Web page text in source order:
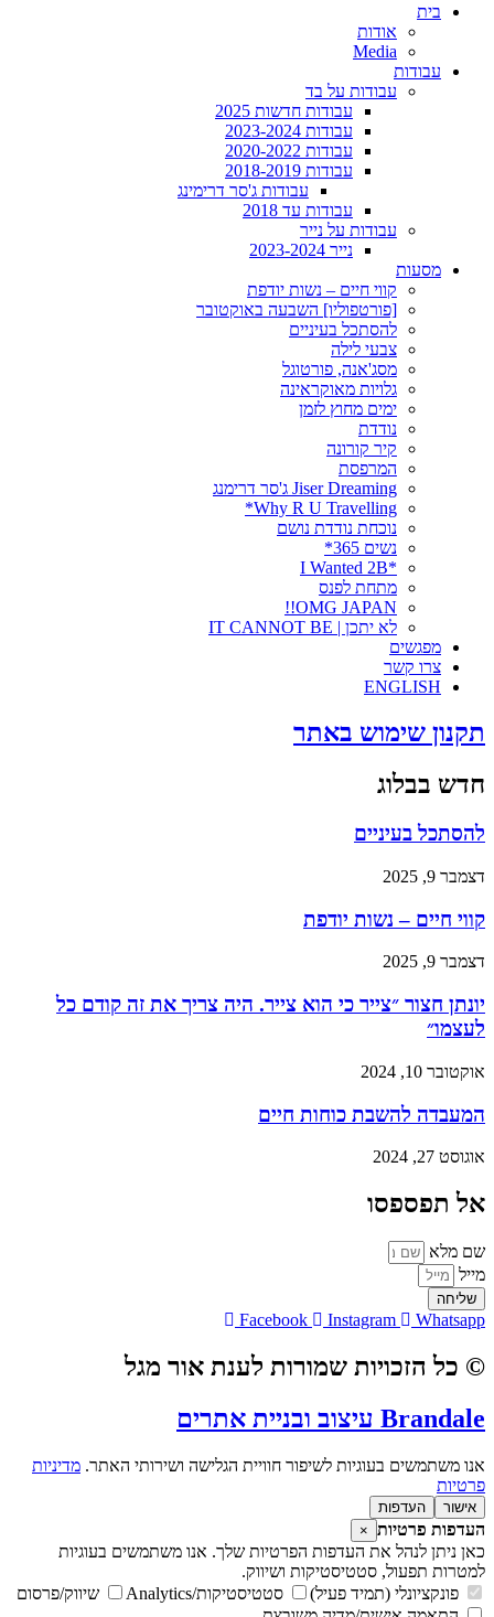
בית
אודות
Media
עבודות
עבודות על בד
עבודות חדשות 2025
עבודות 2023-2024
עבודות 2020-2022
עבודות 2018-2019
עבודות ג'סר דרימינג
עבודות עד 2018
עבודות על נייר
נייר 2023-2024
מסעות
קווי חיים – נשות יודפת
[פורטפוליו] השבעה באוקטובר
להסתכל בעיניים
צבעי לילה
מסג'אנה, פורטוגל
גלויות מאוקראינה
ימים מחוץ לזמן
נודדת
קיר קורונה
המרפסת
Jiser Dreaming ג'סר דרימנג
Why R U Travelling*
נוכחת נודדת נושם
נשים 365*
*I Wanted 2B
מתחת לפנס
OMG JAPAN!!
לא יתכן | IT CANNOT BE
מפגשים
צרו קשר
ENGLISH
תקנון שימוש באתר
חדש בבלוג
להסתכל בעיניים
דצמבר 9, 2025
קווי חיים – נשות יודפת
דצמבר 9, 2025
יונתן חצור ״צייר כי הוא צייר. היה צריך את זה קודם כל
לעצמו״
אוקטובר 10, 2024
המעבדה להשבת כוחות חיים
אוגוסט 27, 2024
אל תפספסו
שם מלא
מייל
שליחה
Facebook Instagram Whatsapp
© כל הזכויות שמורות לענת אור מגל
Brandale עיצוב ובניית אתרים
אנו משתמשים בעוגיות לשיפור חוויית הגלישה ושירותי האתר. מדיניות
פרטיות
אישור העדפות
העדפות פרטיות ×
כאן ניתן לנהל את העדפות הפרטיות שלך. אנו משתמשים בעוגיות
למטרות תפעול, סטטיסטיקות ושיווק.
פונקציונלי (תמיד פעיל)
סטטיסטיקות/Analytics
שיווק/פרסום